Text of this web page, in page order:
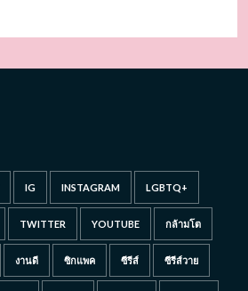
IG INSTAGRAM LGBTQ+
TWITTER YOUTUBE กล้ามโต
งานดี ซิกแพค ซีรีส์ ซีรีส์วาย